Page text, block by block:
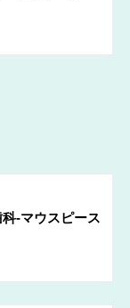
-マウスピース